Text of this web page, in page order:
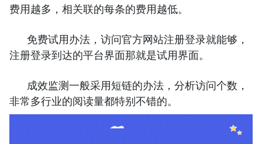
费用越多，相关联的每条的费用越低。
免费试用办法，访问官方网站注册登录就能够，
注册登录到达的平台界面那就是试用界面。
成效监测一般采用短链的办法，分析访问个数，
非常多行业的阅读量都特别不错的。